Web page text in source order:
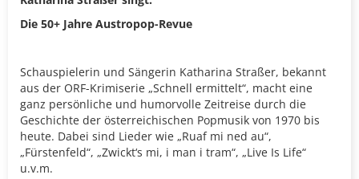
Die 50+ Jahre Austropop-Revue
Schauspielerin und Sängerin Katharina Straßer, bekannt
aus der ORF-Krimiserie „Schnell ermittelt“, macht eine
ganz persönliche und humorvolle Zeitreise durch die
Geschichte der österreichischen Popmusik von 1970 bis
heute. Dabei sind Lieder wie „Ruaf mi ned au“,
„Fürstenfeld“, „Zwickt‘s mi, i man i tram“, „Live Is Life“
u.v.m.